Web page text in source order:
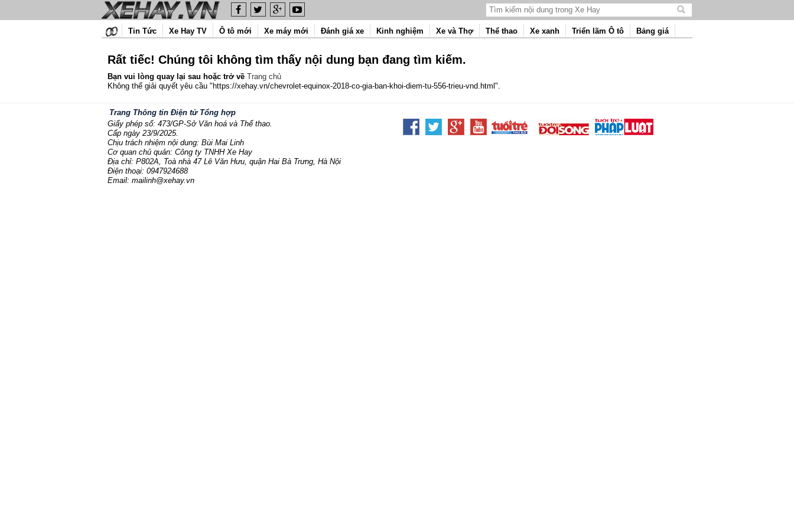
Tìm
nội
Tin Tức Xe Hay TV Ô tô mới Xe máy mới Đánh giá xe Kinh nghiệm Xe và Thợ Thể thao Xe xanh Triển lãm Ô tô Bảng giá
Rất tiếc! Chúng tôi không tìm thấy nội dung bạn đang tìm kiếm.
Bạn vui lòng quay lại sau hoặc trở về Trang chủ
Không thể giải quyết yêu cầu "https://xehay.vn/chevrolet-equinox-2018-co-gia-ban-khoi-diem-tu-556-trieu-vnd.html".
Trang Thông tin Điện tử Tổng hợp
Giấy phép số: 473/GP-Sở Văn hoá và Thể thao.
Cấp ngày 23/9/2025.
Chịu trách nhiệm nội dung: Bùi Mai Linh
Cơ quan chủ quản: Công ty TNHH Xe Hay
Địa chỉ: P802A, Toà nhà 47 Lê Văn Hưu, quận Hai Bà Trưng, Hà Nội
Điện thoại: 0947924688
Email: mailinh@xehay.vn